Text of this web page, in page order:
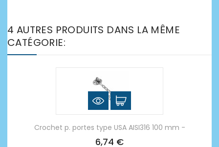
4 AUTRES PRODUITS DANS LA MÊME
CATÉGORIE:
Crochet p. portes type USA AISI316 100 mm -
6,74 €